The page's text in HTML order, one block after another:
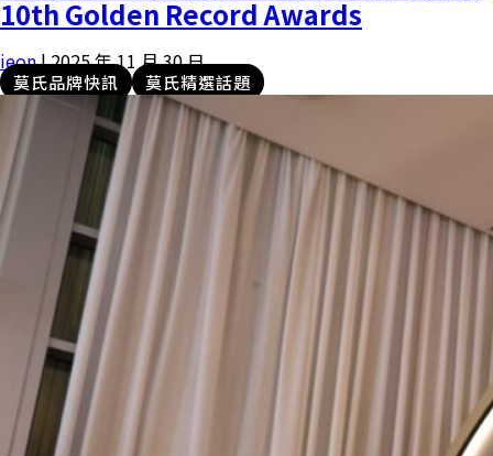
10th Golden Record Awards
ieon|2025 年 11 月 30 日
莫氏品牌快訊 莫氏精選話題